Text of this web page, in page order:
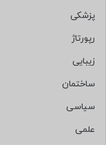
پزشکی
رپورتاژ
زیبایی
ساختمان
سیاسی
علمی